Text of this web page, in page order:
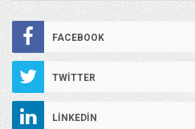
FACEBOOK
TWITTER
LINKEDIN